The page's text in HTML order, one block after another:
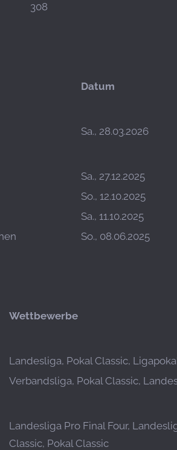
308
Datum
Sa., 28.03.2026
Sa., 27.12.2025
So., 12.10.2025
Sa., 11.10.2025
So., 08.06.2025
Wettbewerbe
Landesliga, Pokal Classic,
Verbandsliga, Pokal Classic,
Landesliga Pro Final Four,
Classic, Pokal Classic